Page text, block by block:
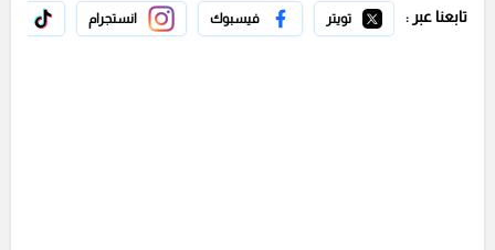
تابعنا عبر : تويتر فيسبوك انستجرام